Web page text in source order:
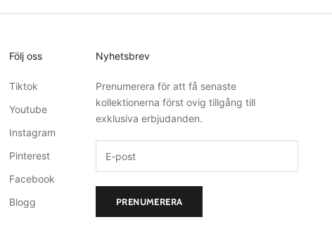
Följ oss
Tiktok
Youtube
Instagram
Pinterest
Facebook
Blogg
Nyhetsbrev
Prenumerera för att få senaste
kollektionerna först ovig tillgång till
exklusiva erbjudanden.
PRENUMERERA